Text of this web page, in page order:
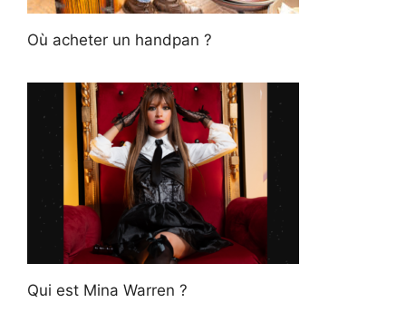
Où acheter un handpan ?
Qui est Mina Warren ?